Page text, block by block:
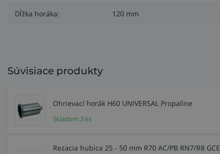
Dĺžka horáka: 120 mm
Súvisiace produkty
Ohrievací horák H60 UNIVERSAL Propaline
Skladom 3 ks
Rezacia hubica 25 - 50 mm R70 AC/PB RN7/R8 GCE